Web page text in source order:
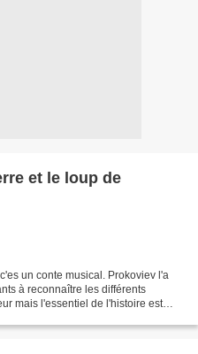
et le loup de
un conte musical. Prokoviev l'a
à reconnaître les différents
mais l'essentiel de l'histoire est